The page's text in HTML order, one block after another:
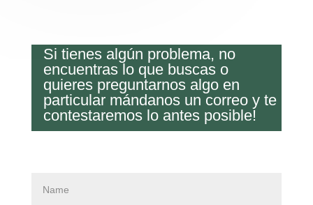
Si tienes algún problema, no
encuentras lo que buscas o
quieres preguntarnos algo en
particular mándanos un correo y te
contestaremos lo antes posible!